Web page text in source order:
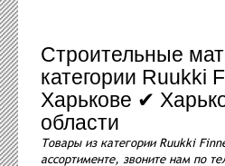
Строительные
категории Ruukki
Харькове ✔
области
Товары из категории Ruukki
ассортименте, звоните нам по